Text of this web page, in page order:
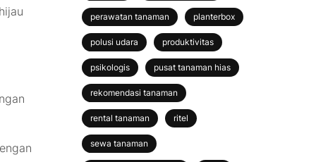
perawatan tanaman planterbox
polusi udara produktivitas
psikologis pusat tanaman hias
rekomendasi tanaman
rental tanaman ritel
sewa tanaman